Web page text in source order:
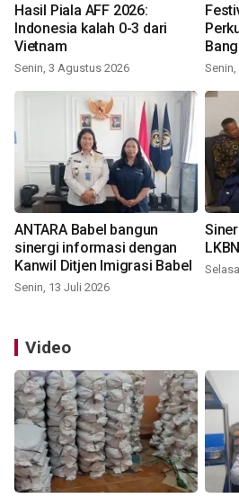
Hasil Piala AFF 2026:
Indonesia kalah 0-3 dari
Vietnam
Senin, 3 Agustus 2026
ANTARA Babel bangun
sinergi informasi dengan
Kanwil Ditjen Imigrasi Babel
Senin, 13 Juli 2026
Video